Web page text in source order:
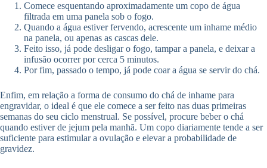
Comece esquentando aproximadamente um copo de água
filtrada em uma panela sob o fogo.
Quando a água estiver fervendo, acrescente um inhame médio
na panela, ou apenas as cascas dele.
Feito isso, já pode desligar o fogo, tampar a panela, e deixar a
infusão ocorrer por cerca 5 minutos.
Por fim, passado o tempo, já pode coar a água se servir do chá.
Enfim, em relação a forma de consumo do chá de inhame para
engravidar, o ideal é que ele comece a ser feito nas duas primeiras
semanas do seu ciclo menstrual. Se possível, procure beber o chá
quando estiver de jejum pela manhã. Um copo diariamente tende a ser
suficiente para estimular a ovulação e elevar a probabilidade de
gravidez.